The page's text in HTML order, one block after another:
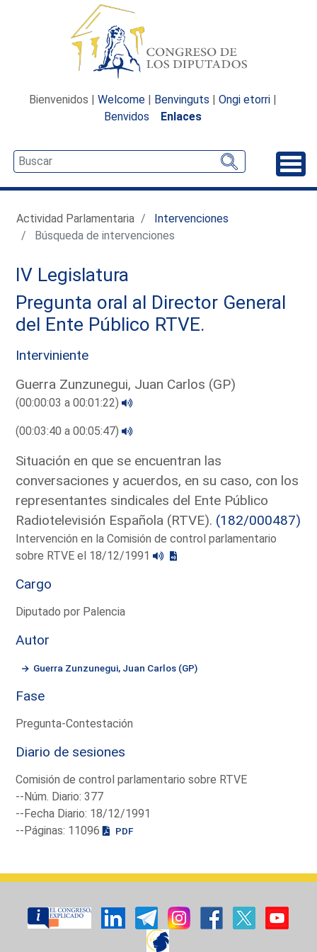
Bienvenidos | Welcome | Benvinguts | Ongi etorri |
Benvidos
Enlaces
Actividad Parlamentaria
Intervenciones
Búsqueda de intervenciones
IV Legislatura
Pregunta oral al Director General
del Ente Público RTVE.
Interviniente
Guerra Zunzunegui, Juan Carlos (GP)
(00:00:03 a 00:01:22)
(00:03:40 a 00:05:47)
Situación en que se encuentran las
conversaciones y acuerdos, en su caso, con los
representantes sindicales del Ente Público
Radiotelevisión Española (RTVE). (182/000487)
Intervención en la Comisión de control parlamentario
sobre RTVE el 18/12/1991
Cargo
Diputado por Palencia
Autor
Guerra Zunzunegui, Juan Carlos (GP)
Fase
Pregunta-Contestación
Diario de sesiones
Comisión de control parlamentario sobre RTVE
--Núm. Diario: 377
--Fecha Diario: 18/12/1991
--Páginas: 11096
PDF